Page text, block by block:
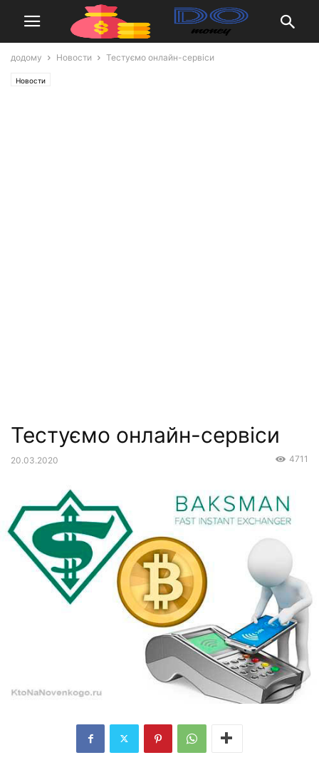
додому Новости Тестуємо онлайн-сервіси
Новости
Тестуємо онлайн-сервіси
20.03.2020 4711